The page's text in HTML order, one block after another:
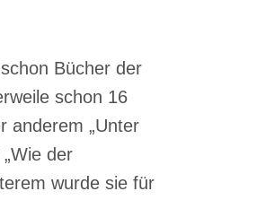
Bücher der
schon 16
anderem „Unter
der
wurde sie für